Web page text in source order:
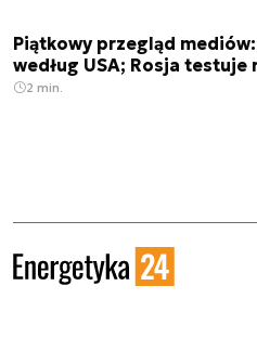
Piątkowy przegląd
według USA; Rosja testuje
2 min.